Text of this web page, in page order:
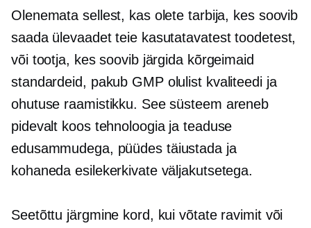
Olenemata sellest, kas olete tarbija, kes soovib
saada ülevaadet teie kasutatavatest toodetest,
või tootja, kes soovib järgida kõrgeimaid
standardeid, pakub GMP olulist kvaliteedi ja
ohutuse raamistikku. See süsteem areneb
pidevalt koos tehnoloogia ja teaduse
edusammudega, püüdes täiustada ja
kohaneda esilekerkivate väljakutsetega.
Seetõttu järgmine kord, kui võtate ravimit või